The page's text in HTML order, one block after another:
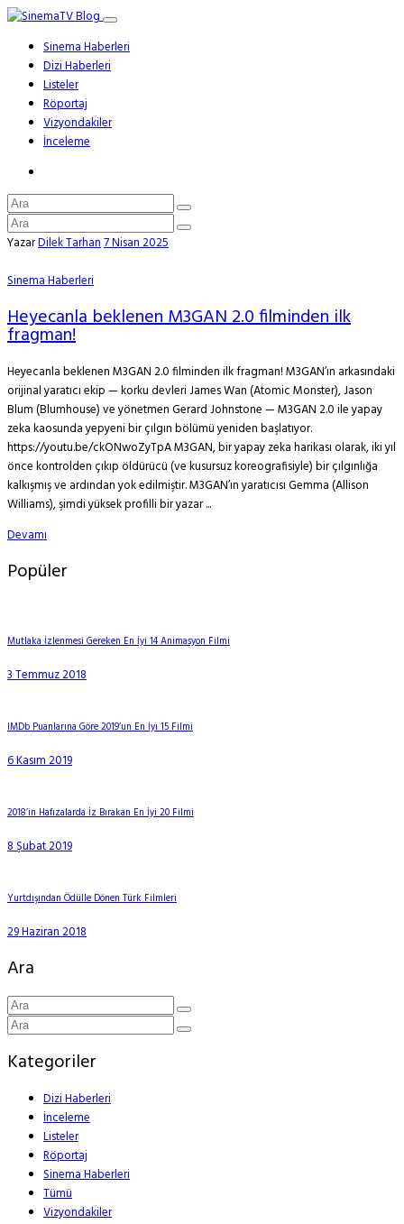
Sinema Haberleri
Dizi Haberleri
Listeler
Röportaj
Vizyondakiler
İnceleme
YazarDilek Tarhan7 Nisan 2025
Sinema Haberleri
Heyecanla beklenen M3GAN 2.0 filminden ilk
fragman!
Heyecanla beklenen M3GAN 2.0 filminden ilk fragman! M3GAN’ın arkasındaki
orijinal yaratıcı ekip — korku devleri James Wan (Atomic Monster), Jason
Blum (Blumhouse) ve yönetmen Gerard Johnstone — M3GAN 2.0 ile yapay
zeka kaosunda yepyeni bir çılgın bölümü yeniden başlatıyor.
https://youtu.be/ckONwoZyTpA M3GAN, bir yapay zeka harikası olarak, iki yıl
önce kontrolden çıkıp öldürücü (ve kusursuz koreografisiyle) bir çılgınlığa
kalkışmış ve ardından yok edilmiştir. M3GAN’ın yaratıcısı Gemma (Allison
Williams), şimdi yüksek profilli bir yazar ...
Devamı
Popüler
Mutlaka İzlenmesi Gereken En İyi 14 Animasyon Filmi
3 Temmuz 2018
IMDb Puanlarına Göre 2019’un En İyi 15 Filmi
6 Kasım 2019
2018’in Hafızalarda İz Bırakan En İyi 20 Filmi
8 Şubat 2019
Yurtdışından Ödülle Dönen Türk Filmleri
29 Haziran 2018
Ara
Kategoriler
Dizi Haberleri
İnceleme
Listeler
Röportaj
Sinema Haberleri
Tümü
Vizyondakiler